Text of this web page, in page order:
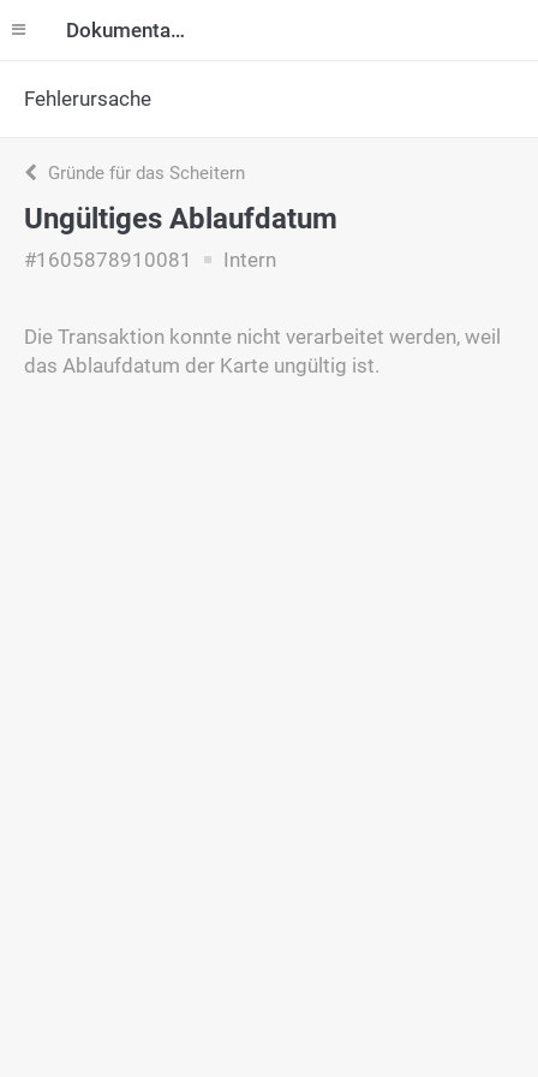
Dokumentation
Fehlerursache
Gründe für das Scheitern
Ungültiges Ablaufdatum
#1605878910081 Intern
Die Transaktion konnte nicht verarbeitet werden, weil
das Ablaufdatum der Karte ungültig ist.